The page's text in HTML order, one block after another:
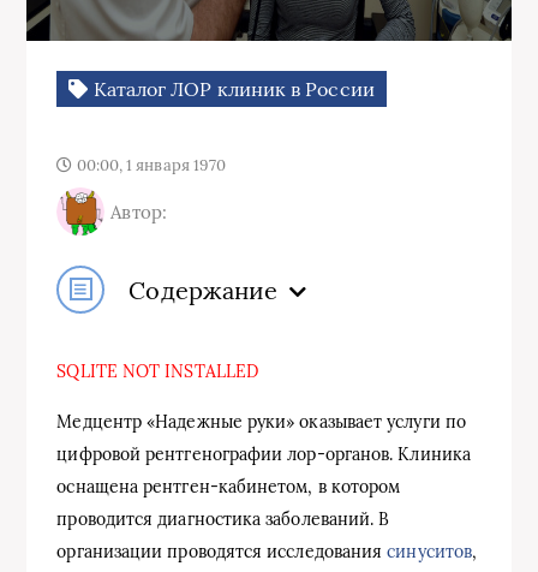
Каталог ЛОР клиник в России
00:00, 1 января 1970
Автор:
Содержание
SQLITE NOT INSTALLED
Медцентр «Надежные руки» оказывает услуги по
цифровой рентгенографии лор-органов. Клиника
оснащена рентген-кабинетом, в котором
проводится диагностика заболеваний. В
организации проводятся исследованиясинуситов,